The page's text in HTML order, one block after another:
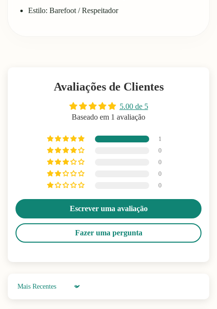
Estilo: Barefoot / Respeitador
Avaliações de Clientes
5.00 de 5
Baseado em 1 avaliação
1
0
0
0
0
Escrever uma avaliação
Fazer uma pergunta
Sort by